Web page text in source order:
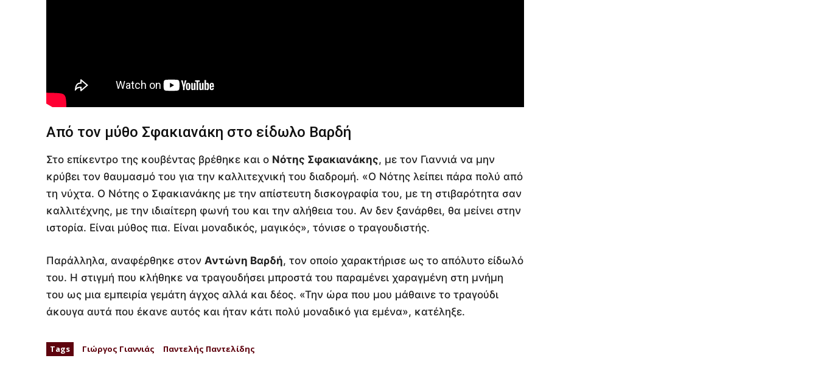
Από τον μύθο Σφακιανάκη στο είδωλο Βαρδή
Στο επίκεντρο της κουβέντας βρέθηκε και ο Νότης Σφακιανάκης, με τον Γιαννιά να μην
κρύβει τον θαυμασμό του για την καλλιτεχνική του διαδρομή. «Ο Νότης λείπει πάρα πολύ από
τη νύχτα. Ο Νότης ο Σφακιανάκης με την απίστευτη δισκογραφία του, με τη στιβαρότητα σαν
καλλιτέχνης, με την ιδιαίτερη φωνή του και την αλήθεια του. Αν δεν ξανάρθει, θα μείνει στην
ιστορία. Είναι μύθος πια. Είναι μοναδικός, μαγικός», τόνισε ο τραγουδιστής.
Παράλληλα, αναφέρθηκε στον Αντώνη Βαρδή, τον οποίο χαρακτήρισε ως το απόλυτο είδωλό
του. Η στιγμή που κλήθηκε να τραγουδήσει μπροστά του παραμένει χαραγμένη στη μνήμη
του ως μια εμπειρία γεμάτη άγχος αλλά και δέος. «Την ώρα που μου μάθαινε το τραγούδι
άκουγα αυτά που έκανε αυτός και ήταν κάτι πολύ μοναδικό για εμένα», κατέληξε.
Tags Γιώργος Γιαννιάς Παντελής Παντελίδης